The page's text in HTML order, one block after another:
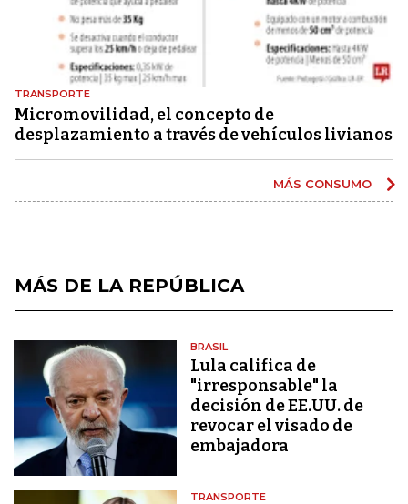
TRANSPORTE
Micromovilidad, el concepto de
desplazamiento a través de vehículos livianos
MÁS CONSUMO
MÁS DE LA REPÚBLICA
BRASIL
Lula califica de
"irresponsable" la
decisión de EE.UU. de
revocar el visado de
embajadora
TRANSPORTE